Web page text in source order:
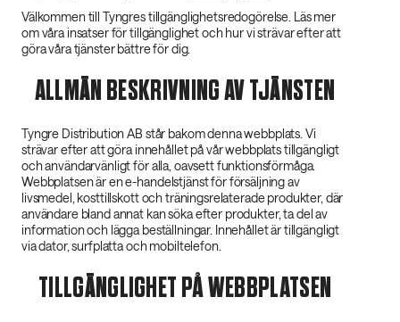
Välkommen till Tyngres tillgänglighetsredogörelse. Läs mer
om våra insatser för tillgänglighet och hur vi strävar efter att
göra våra tjänster bättre för dig.
ALLMÄN BESKRIVNING AV TJÄNSTEN
Tyngre Distribution AB står bakom denna webbplats. Vi
strävar efter att göra innehållet på vår webbplats tillgängligt
och användarvänligt för alla, oavsett funktionsförmåga.
Webbplatsen är en e-handelstjänst för försäljning av
livsmedel, kosttillskott och träningsrelaterade produkter, där
användare bland annat kan söka efter produkter, ta del av
information och lägga beställningar. Innehållet är tillgängligt
via dator, surfplatta och mobiltelefon.
TILLGÄNGLIGHET PÅ WEBBPLATSEN